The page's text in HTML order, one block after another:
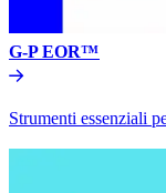
G-P EOR™​​
Strumenti essenziali